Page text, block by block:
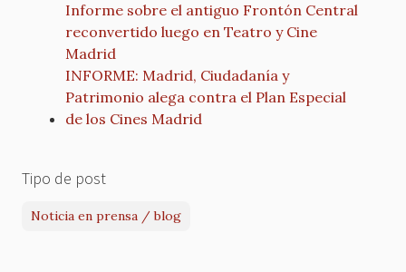
Informe sobre el antiguo Frontón Central
reconvertido luego en Teatro y Cine
Madrid
INFORME: Madrid, Ciudadanía y
Patrimonio alega contra el Plan Especial
de los Cines Madrid
Tipo de post
Noticia en prensa / blog